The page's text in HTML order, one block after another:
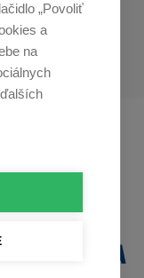
„Povoliť
a
na